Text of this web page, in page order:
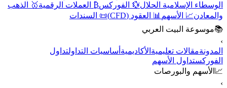
الوسطاء الإسلامية الحلال💱 الفوركس₿ العملات الرقمية🥇 الذهب
والمعادن📈 الأسهم 📊 العقود (CFD)
📜 السندات
📚موسوعة البيت العربي
›
المدونةمقالات تعليمية الأكاديمية أساسيات التداولتداول
الفوركستداول الأسهم
📈 الأسهم والبورصات
›